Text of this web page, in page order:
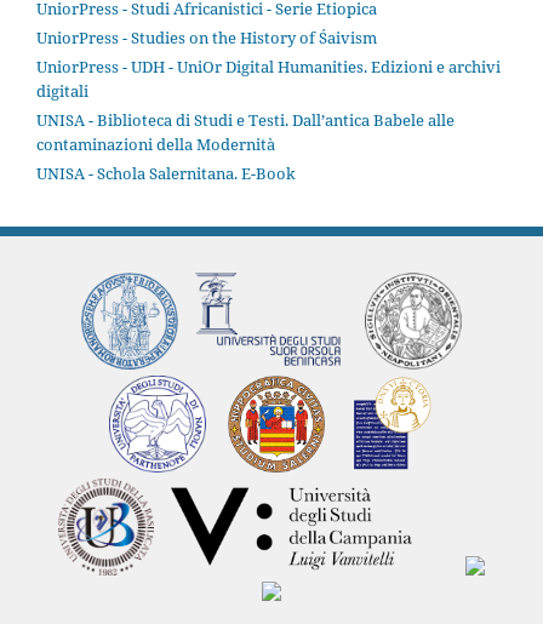
UniorPress - Studi Africanistici - Serie Etiopica
UniorPress - Studies on the History of Śaivism
UniorPress - UDH - UniOr Digital Humanities. Edizioni e archivi
digitali
UNISA - Biblioteca di Studi e Testi. Dall’antica Babele alle
contaminazioni della Modernità
UNISA - Schola Salernitana. E-Book